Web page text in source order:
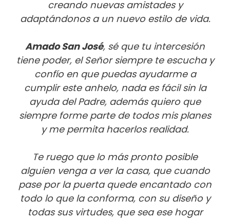
creando nuevas amistades y
adaptándonos a un nuevo estilo de vida.
Amado San José, sé que tu intercesión
tiene poder, el Señor siempre te escucha y
confío en que puedas ayudarme a
cumplir este anhelo, nada es fácil sin la
ayuda del Padre, además quiero que
siempre forme parte de todos mis planes
y me permita hacerlos realidad.
Te ruego que lo más pronto posible
alguien venga a ver la casa, que cuando
pase por la puerta quede encantado con
todo lo que la conforma, con su diseño y
todas sus virtudes, que sea ese hogar